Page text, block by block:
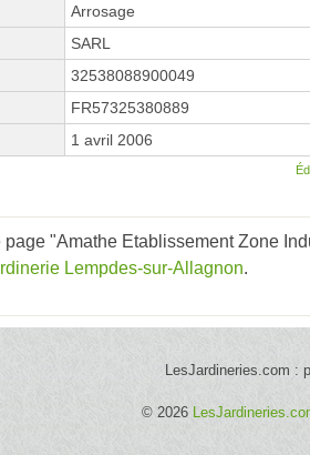
Arrosage
SARL
32538088900049
FR57325380889
1 avril 2006
page "Amathe Etablissement Zone
Lempdes-sur-Allagnon.
LesJardineries.com :
© 2026